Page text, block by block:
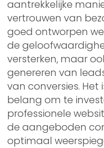
aantrekkelijke
vertrouwen van
goed ontworpen
de
versterken, maar
genereren van
van conversies.
belang om te
professionele
de aangeboden
optimaal